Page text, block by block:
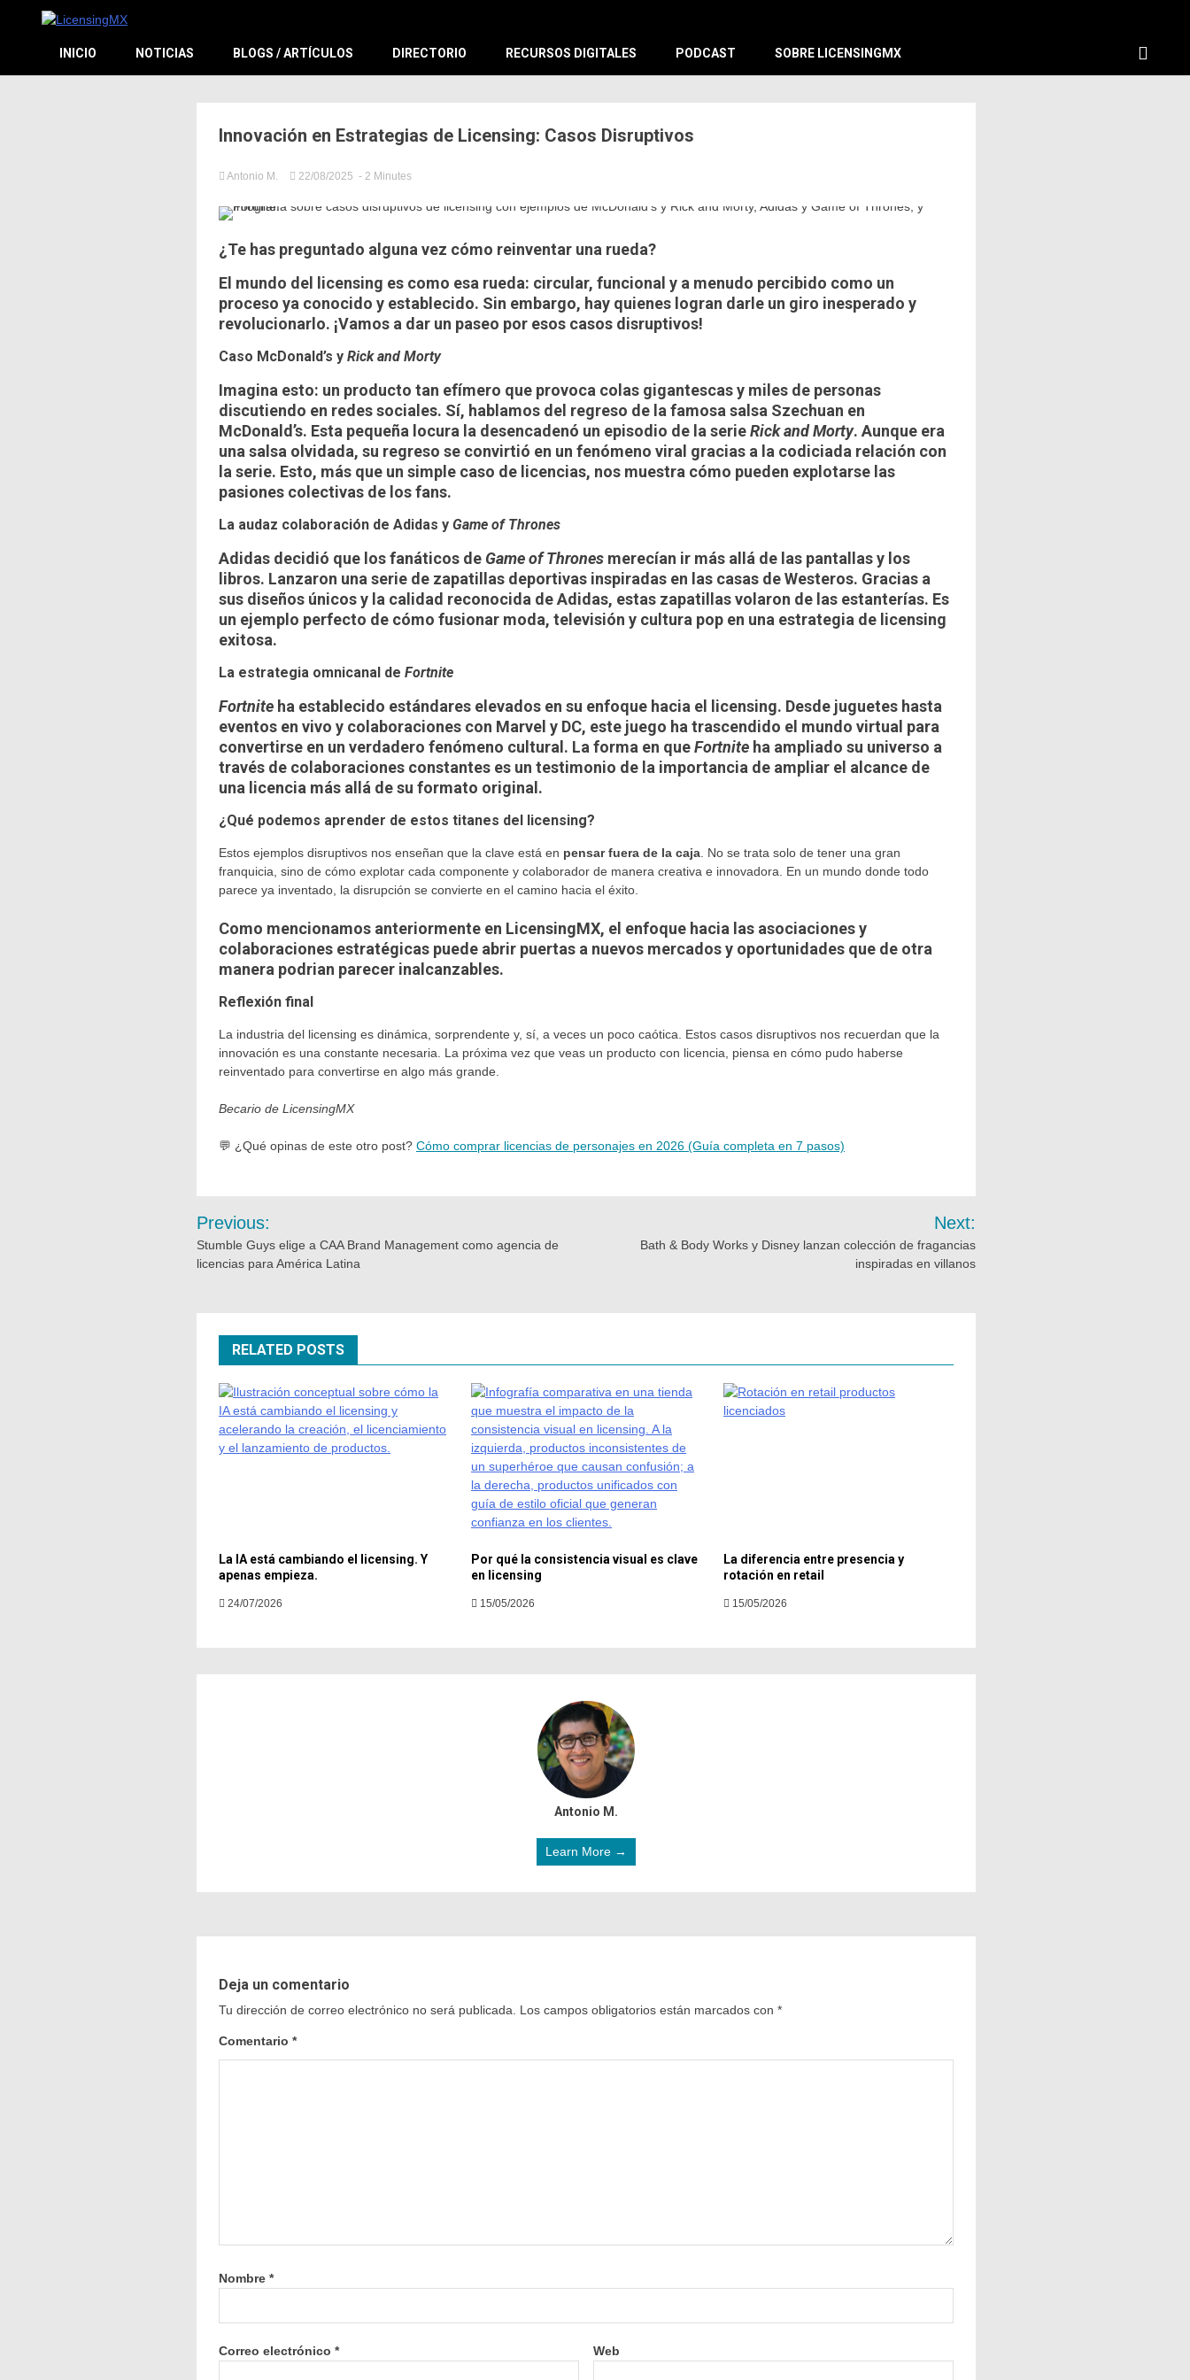
LicensingMX
INICIO
NOTICIAS BLOGS / ARTÍCULOS DIRECTORIO RECURSOS DIGITALES PODCAST SOBRE LICENSINGMX
Innovación en Estrategias de Licensing: Casos Disruptivos
Antonio M.
22/08/2025
Licensing
- 2 Minutes
¿Te has preguntado alguna vez cómo reinventar una rueda?
El mundo del licensing es como esa rueda: circular, funcional y a menudo percibido como un
proceso ya conocido y establecido. Sin embargo, hay quienes logran darle un giro inesperado y
revolucionarlo. ¡Vamos a dar un paseo por esos casos disruptivos!
Caso McDonald’s y Rick and Morty
Imagina esto: un producto tan efímero que provoca colas gigantescas y miles de personas
discutiendo en redes sociales. Sí, hablamos del regreso de la famosa salsa Szechuan en
McDonald’s. Esta pequeña locura la desencadenó un episodio de la serieRick and Morty. Aunque era
una salsa olvidada, su regreso se convirtió en un fenómeno viral gracias a la codiciada relación con
la serie. Esto, más que un simple caso de licencias, nos muestra cómo pueden explotarse las
pasiones colectivas de los fans.
La audaz colaboración de Adidas y Game of Thrones
Adidas decidió que los fanáticos de Game of Thrones merecían ir más allá de las pantallas y los
libros. Lanzaron una serie de zapatillas deportivas inspiradas en las casas de Westeros. Gracias a
sus diseños únicos y la calidad reconocida de Adidas, estas zapatillas volaron de las estanterías. Es
un ejemplo perfecto de cómo fusionar moda, televisión y cultura pop en una estrategia de licensing
exitosa.
La estrategia omnicanal de Fortnite
Fortnite ha establecido estándares elevados en su enfoque hacia el licensing. Desde juguetes hasta
eventos en vivo y colaboraciones con Marvel y DC, este juego ha trascendido el mundo virtual para
convertirse en un verdadero fenómeno cultural. La forma en queFortnite ha ampliado su universo a
través de colaboraciones constantes es un testimonio de la importancia de ampliar el alcance de
una licencia más allá de su formato original .
¿Qué podemos aprender de estos titanes del licensing?
Estos ejemplos disruptivos nos enseñan que la clave está en pensar fuera de la caja . No se trata solo de tener una gran
franquicia, sino de cómo explotar cada componente y colaborador de manera creativa e innovadora. En un mundo donde todo
parece ya inventado, la disrupción se convierte en el camino hacia el éxito.
Como mencionamos anteriormente en LicensingMX, el enfoque hacia las asociaciones y
colaboraciones estratégicas puede abrir puertas a nuevos mercados y oportunidades que de otra
manera podrian parecer inalcanzables.
Reflexión final
La industria del licensing es dinámica, sorprendente y, sí, a veces un poco caótica. Estos casos disruptivos nos recuerdan que la
innovación es una constante necesaria. La próxima vez que veas un producto con licencia, piensa en cómo pudo haberse
reinventado para convertirse en algo más grande.
Becario de LicensingMX
💬 ¿Qué opinas de este otro post? Cómo comprar licencias de personajes en 2026 (Guía completa en 7 pasos)
Previous:
Stumble Guys elige a CAA Brand Management como agencia de
licencias para América Latina
Next:
Bath & Body Works y Disney lanzan colección de fragancias
inspiradas en villanos
RELATED POSTS
La IA está cambiando el licensing. Y
apenas empieza.
24/07/2026
Por qué la consistencia visual es clave
en licensing
15/05/2026
La diferencia entre presencia y
rotación en retail
15/05/2026
Antonio M.
Learn More →
Deja un comentario
Tu dirección de correo electrónico no será publicada. Los campos obligatorios están marcados con *
Comentario *
Nombre *
Correo electrónico * Web